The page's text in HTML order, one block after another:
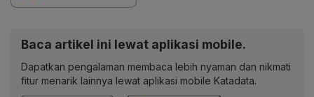
Baca artikel ini lewat aplikasi mobile.
Dapatkan pengalaman membaca lebih nyaman dan nikmati
fitur menarik lainnya lewat aplikasi mobile Katadata.